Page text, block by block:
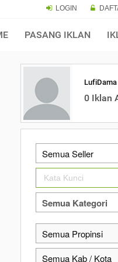
LOGIN
PASANG IKLAN
LufiDama
0 Iklan